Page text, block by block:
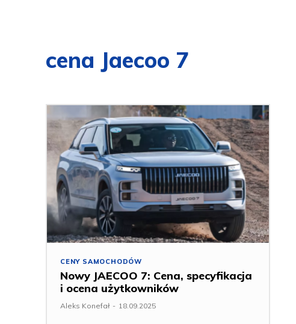
cena Jaecoo 7
CENY SAMOCHODÓW
Nowy JAECOO 7: Cena, specyfikacja
i ocena użytkowników
Aleks Konefał - 18.09.2025